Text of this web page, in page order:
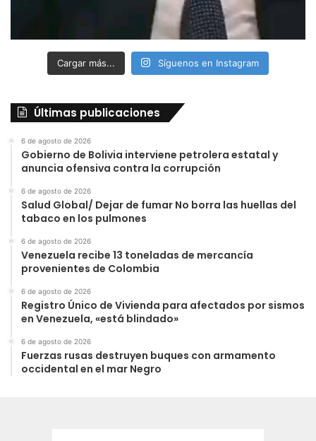
Cargar más... Síguenos en Instagram
Últimas publicaciones
6 de agosto de 2026
Gobierno de Bolivia interviene petrolera estatal y
anuncia ofensiva contra la corrupción
6 de agosto de 2026
Salud Global/ Dejar de fumar No borra las huellas del
tabaco en los pulmones
6 de agosto de 2026
Venezuela recibe 13 toneladas de mercancía
provenientes de Colombia
6 de agosto de 2026
Registro Único de Vivienda para afectados por sismos
en Venezuela, «está blindado»
6 de agosto de 2026
Fuerzas rusas destruyen buques con armamento
occidental en el mar Negro